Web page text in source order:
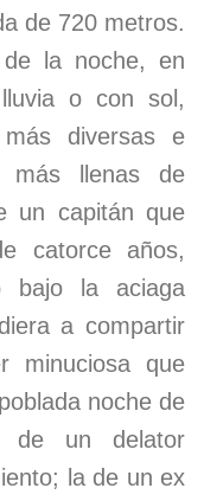
de 720 metros.
la noche, en
o con sol,
diversas e
más llenas de
un capitán que
catorce años,
bajo la aciaga
a compartir
minuciosa que
noche de
de un delator
la de un ex